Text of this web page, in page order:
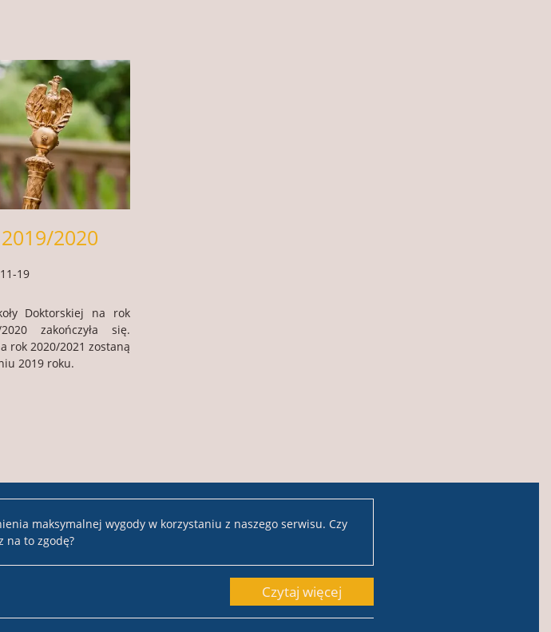
maksymalnej wygody w korzystaniu z naszego serwisu. Czy
na to zgodę?
Czytaj więcej
2020
19
Doktorskiej na rok
zakończyła się.
rok 2020/2021 zostaną
2019 roku.